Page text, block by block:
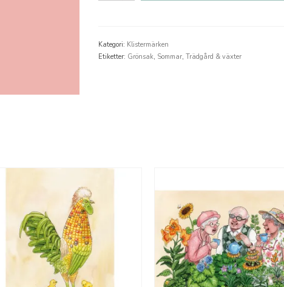
Kategori: Klistermärken
Etiketter: Grönsak, Sommar, Trädgård & växter